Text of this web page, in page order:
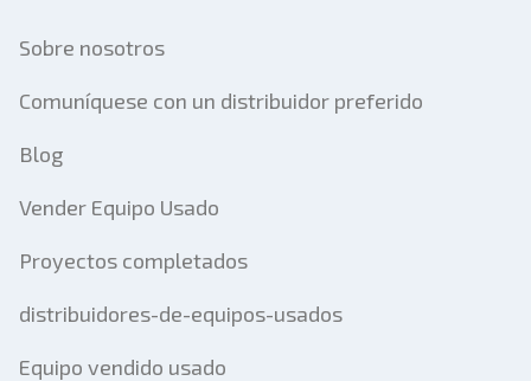
Sobre nosotros
Comuníquese con un distribuidor preferido
Blog
Vender Equipo Usado
Proyectos completados
distribuidores-de-equipos-usados
Equipo vendido usado